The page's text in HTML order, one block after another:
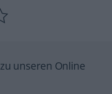
unseren Online